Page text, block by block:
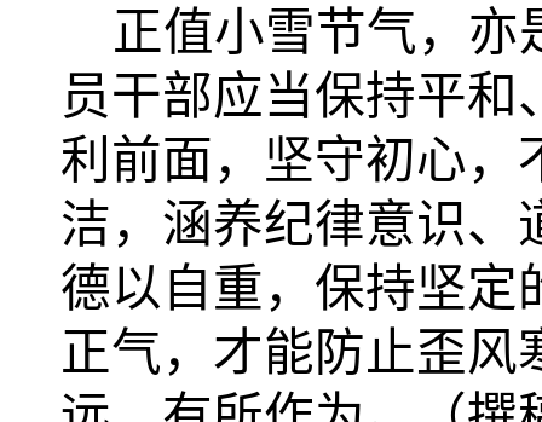
正值小雪节气，亦
员干部应当保持平
利前面，坚守初心，
洁，涵养纪律意识、
德以自重，保持坚定
正气，才能防止歪风